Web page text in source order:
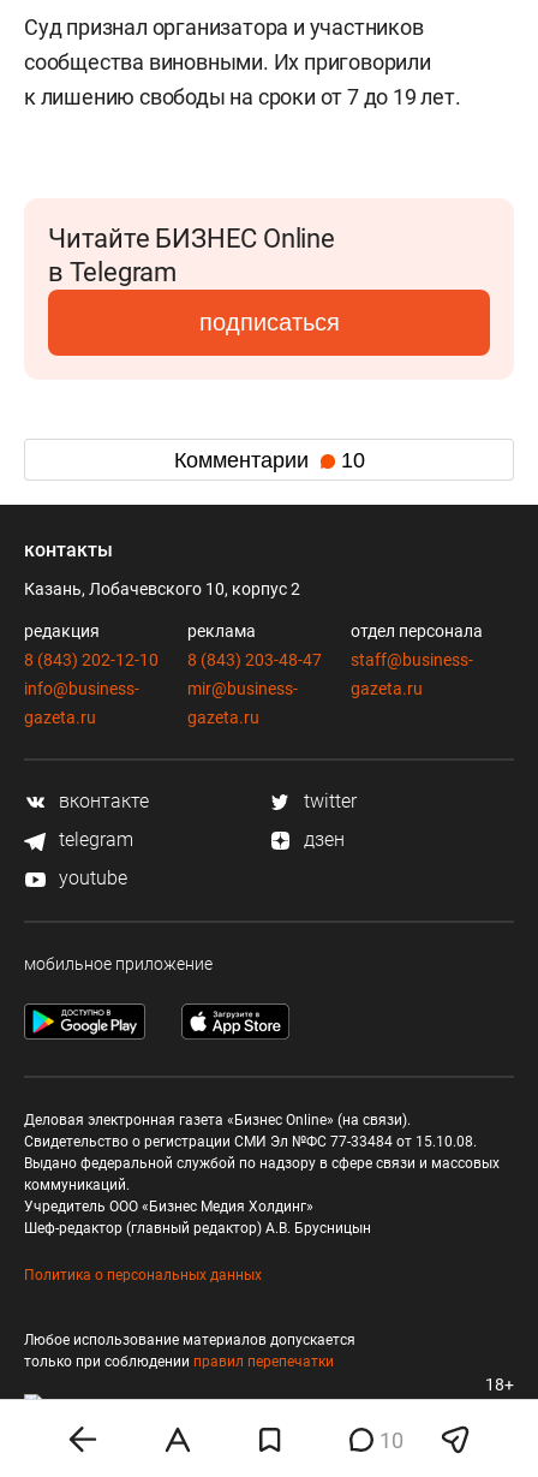
Суд признал организатора и участников
сообщества виновными. Их приговорили
к лишению свободы на сроки от 7 до 19 лет.
Читайте БИЗНЕС Online
в Telegram
подписаться
Комментарии 10
10
контакты
Казань, Лобачевского 10, корпус 2
редакция
8 (843) 202-12-10
info@business-
gazeta.ru
реклама
8 (843) 203-48-47
mir@business-
gazeta.ru
отдел персонала
staff@business-
gazeta.ru
вконтакте
twitter
telegram
дзен
youtube
мобильное приложение
Деловая электронная газета «Бизнес Online» (на связи).
Свидетельство о регистрации СМИ Эл №ФС 77-33484 от 15.10.08.
Выдано федеральной службой по надзору в сфере связи и массовых
коммуникаций.
Учредитель ООО «Бизнес Медия Холдинг»
Шеф-редактор (главный редактор) А.В. Брусницын
Политика о персональных данных
Любое использование материалов допускается
только при соблюдении правил перепечатки
18+